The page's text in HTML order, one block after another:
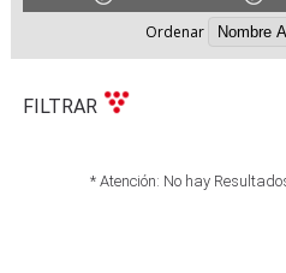
Ordenar
FILTRAR
* Atención: No hay